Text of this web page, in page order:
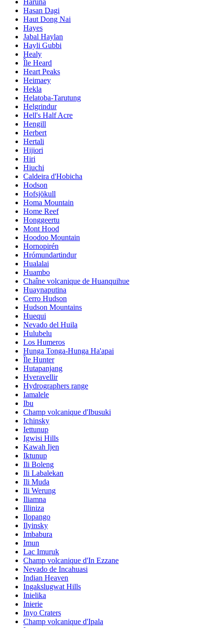
Hasan Dagi
Haut Dong Nai
Hayes
Jabal Haylan
Hayli Gubbi
Healy
Île Heard
Heart Peaks
Heimaey
Hekla
Helatoba-Tarutung
Helgrindur
Hell's Half Acre
Hengill
Herbert
Hertali
Hijiori
Hiri
Hiuchi
Caldeira d'Hobicha
Hodson
Hofsjökull
Homa Mountain
Home Reef
Honggeertu
Mont Hood
Hoodoo Mountain
Hornopirén
Hrómundartindur
Hualalai
Huambo
Chaîne volcanique de Huanquihue
Huaynaputina
Cerro Hudson
Hudson Mountains
Huequi
Nevado del Huila
Hulubelu
Los Humeros
Hunga Tonga-Hunga Ha'apai
Île Hunter
Hutapanjang
Hveravellir
Hydrographers range
Iamalele
Ibu
Champ volcanique d'Ibusuki
Ichinsky
Iettunup
Igwisi Hills
Kawah Ijen
Iktunup
Ili Boleng
Ili Labalekan
Ili Muda
Ili Werung
Iliamna
Illiniza
Ilopango
Ilyinsky
Imbabura
Imun
Lac Imuruk
Champ volcanique d'In Ezzane
Nevado de Incahuasi
Indian Heaven
Ingakslugwat Hills
Inielika
Inierie
Inyo Craters
Champ volcanique d'Ipala